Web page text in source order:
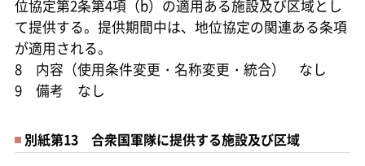
位協定第2条第4項（b）の適用ある施設及び区域とし
て提供する。提供期間中は、地位協定の関連ある条項
が適用される。
8 内容（使用条件変更・名称変更・統合） なし
9 備考 なし
別紙第13 合衆国軍隊に提供する施設及び区域